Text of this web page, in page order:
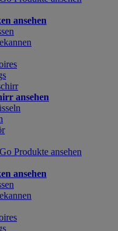
ansehen
ansehen
Produkte ansehen
ansehen